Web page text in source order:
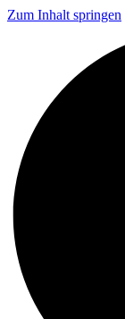
Zum Inhalt springen